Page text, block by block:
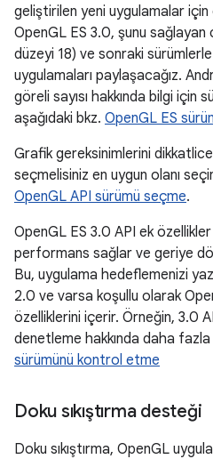
geliştirilen yeni uygulamalar
OpenGL ES 3.0, şunu
düzeyi 18) ve sonraki
uygulamaları paylaşacağız.
göreli sayısı hakkında bilgi için
aşağıdaki bkz. OpenGL ES
Grafik gereksinimlerini
seçmelisiniz en uygun olanı
OpenGL API sürümü seçme.
OpenGL ES 3.0 API ek
performans sağlar ve geriye
Bu, uygulama hedeflemenizi
2.0 ve varsa koşullu olarak
özelliklerini içerir. Örneğin, 3.0
denetleme hakkında daha fazla
sürümünü kontrol etme
Doku sıkıştırma desteği
Doku sıkıştırma, OpenGL